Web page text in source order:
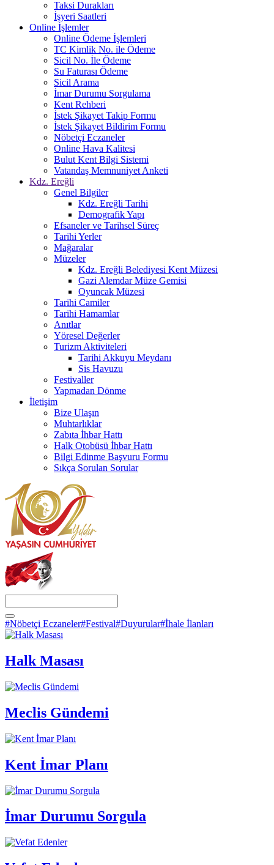
Taksi Durakları
İşyeri Saatleri
Online İşlemler
Online Ödeme İşlemleri
TC Kimlik No. ile Ödeme
Sicil No. İle Ödeme
Su Faturası Ödeme
Sicil Arama
İmar Durumu Sorgulama
Kent Rehberi
İstek Şikayet Takip Formu
İstek Şikayet Bildirim Formu
Nöbetçi Eczaneler
Online Hava Kalitesi
Bulut Kent Bilgi Sistemi
Vatandaş Memnuniyet Anketi
Kdz. Ereğli
Genel Bilgiler
Kdz. Ereğli Tarihi
Demografik Yapı
Efsaneler ve Tarihsel Süreç
Tarihi Yerler
Mağaralar
Müzeler
Kdz. Ereğli Belediyesi Kent Müzesi
Gazi Alemdar Müze Gemisi
Oyuncak Müzesi
Tarihi Camiler
Tarihi Hamamlar
Anıtlar
Yöresel Değerler
Turizm Aktiviteleri
Tarihi Akkuyu Meydanı
Sis Havuzu
Festivaller
Yapmadan Dönme
İletişim
Bize Ulaşın
Muhtarlıklar
Zabıta İhbar Hattı
Halk Otobüsü İhbar Hattı
Bilgi Edinme Başvuru Formu
Sıkça Sorulan Sorular
#Nöbetçi Eczaneler#Festival#Duyurular#İhale İlanları
Halk Masası
Meclis Gündemi
Kent İmar Planı
İmar Durumu Sorgula